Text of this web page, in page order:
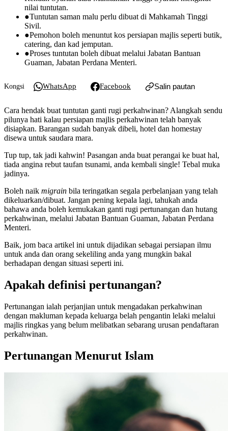
nilai tuntutan.
●Tuntutan saman malu perlu dibuat di Mahkamah Tinggi
Sivil.
●Pemohon boleh menuntut kos persiapan majlis seperti butik,
catering, dan kad jemputan.
●Proses tuntutan boleh dibuat melalui Jabatan Bantuan
Guaman, Jabatan Perdana Menteri.
Kongsi WhatsApp Facebook Salin pautan
Cara hendak buat tuntutan ganti rugi perkahwinan? Alangkah sendu
pilunya hati kalau persiapan majlis perkahwinan telah banyak
disiapkan. Barangan sudah banyak dibeli, hotel dan homestay
disewa untuk saudara mara.
Tup tup, tak jadi kahwin! Pasangan anda buat perangai ke buat hal,
tiada angina rebut taufan tsunami, anda kembali single! Tebal muka
jadinya.
Boleh naik migrain bila teringatkan segala perbelanjaan yang telah
dikeluarkan/dibuat. Jangan pening kepala lagi, tahukah anda
bahawa anda boleh kemukakan ganti rugi pertunangan dan hutang
perkahwinan, melalui Jabatan Bantuan Guaman, Jabatan Perdana
Menteri.
Baik, jom baca artikel ini untuk dijadikan sebagai persiapan ilmu
untuk anda dan orang sekeliling anda yang mungkin bakal
berhadapan dengan situasi seperti ini.
Apakah definisi pertunangan?
Pertunangan ialah perjanjian untuk mengadakan perkahwinan
dengan makluman kepada keluarga belah pengantin lelaki melalui
majlis ringkas yang belum melibatkan sebarang urusan pendaftaran
perkahwinan.
Pertunangan Menurut Islam